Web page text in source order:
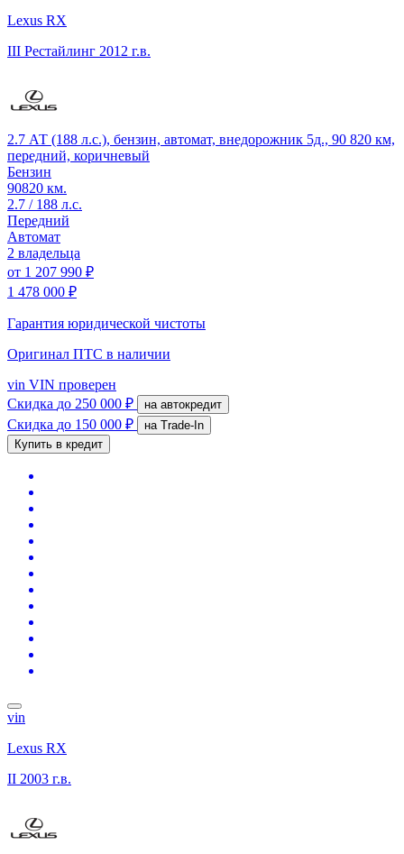
Lexus RX
III Рестайлинг 2012 г.в.
2.7 АТ (188 л.с.), бензин, автомат, внедорожник 5д., 90 820 км,
передний, коричневый
Бензин
90820 км.
2.7 / 188 л.с.
Передний
Автомат
2 владельца
от 1 207 990 ₽
1 478 000 ₽
Гарантия юридической чистоты
Оригинал ПТС в наличии
vin VIN проверен
Скидка до 250 000 ₽ на автокредит
Скидка до 150 000 ₽
на Trade-In
Купить в кредит
vin
Lexus RX
II 2003 г.в.